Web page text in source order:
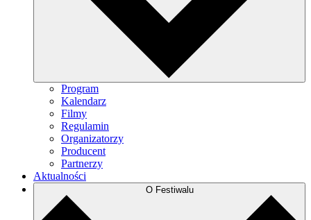
Program
Kalendarz
Filmy
Regulamin
Organizatorzy
Producent
Partnerzy
Aktualności
O Festiwalu